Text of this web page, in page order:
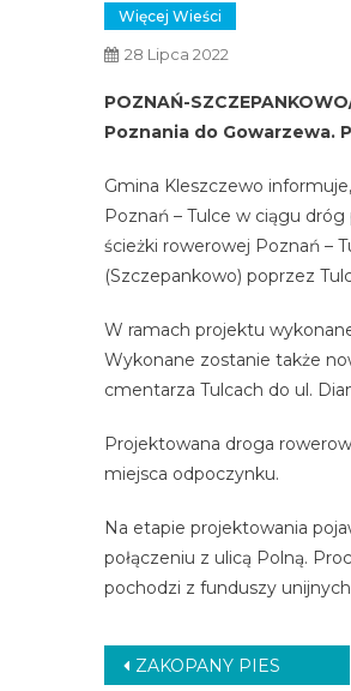
Więcej Wieści
28 Lipca 2022
POZNAŃ-
Poznania do Gowarzewa.
Gmina Kleszczewo
Poznań – Tulce w ciągu
ścieżki rowerowej Poznań –
(Szczepankowo) poprzez
W ramach projektu
Wykonane zostanie także
cmentarza Tulcach do ul.
Projektowana droga
miejsca odpoczynku.
Na etapie projektowania
połączeniu z ulicą Polną.
pochodzi z funduszy
Nawigacja
ZAKOPANY PIES